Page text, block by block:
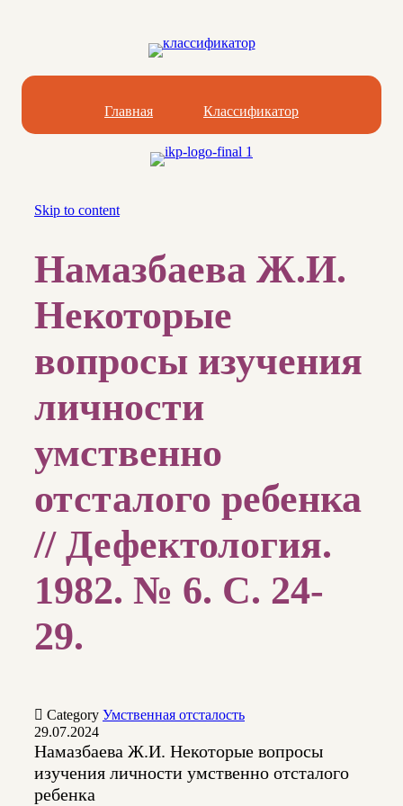
Главная Классификатор
Skip to content
Намазбаева Ж.И.
Некоторые
вопросы изучения
личности
умственно
отсталого ребенка
// Дефектология.
1982. № 6. С. 24-
29.
 Category Умственная отсталость
29.07.2024
Намазбаева Ж.И. Некоторые вопросы
изучения личности умственно отсталого
ребенка